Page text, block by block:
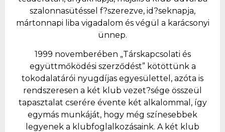
szalonnasütéssel f?szerezve, id?seknapja,
mártonnapi liba vigadalom és végül a karácsonyi
ünnep.
1999 novemberében „Társkapcsolati és
együttmőködési szerződést” kötöttünk a
tokodalatárói nyugdíjas egyesülettel, azóta is
rendszeresen a két klub vezet?sége összeül
tapasztalat cserére évente két alkalommal, így
egymás munkáját, hogy még színesebbek
legyenek a klubfoglalkozásaink. A két klub